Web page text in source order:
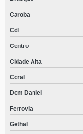
Caroba
Cdl
Centro
Cidade Alta
Coral
Dom Daniel
Ferrovia
Gethal